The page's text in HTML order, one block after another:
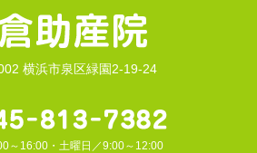
横浜市泉区緑園2-19-24
～16:00・土曜日／9:00～12:00